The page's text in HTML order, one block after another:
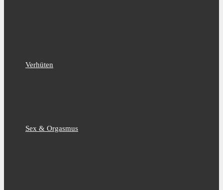
Verhüten
Sex & Orgasmus